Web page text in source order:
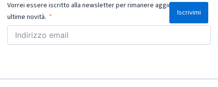
Vorrei essere iscritto alla newsletter per rimanere aggiornato sulle
ultime novità.
Iscrivimi